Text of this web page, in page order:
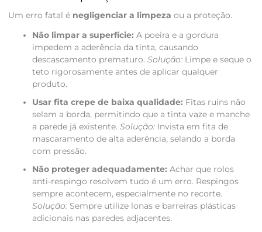
Um erro fatal é negligenciar a limpeza ou a proteção.
Não limpar a superfície: A poeira e a gordura
impedem a aderência da tinta, causando
descascamento prematuro. Solução:Limpe e seque o
teto rigorosamente antes de aplicar qualquer
produto.
Usar fita crepe de baixa qualidade: Fitas ruins não
selam a borda, permitindo que a tinta vaze e manche
a parede já existente. Solução:Invista em fita de
mascaramento de alta aderência, selando a borda
com pressão.
Não proteger adequadamente: Achar que rolos
anti-respingo resolvem tudo é um erro. Respingos
sempre acontecem, especialmente no recorte.
Solução:Sempre utilize lonas e barreiras plásticas
adicionais nas paredes adjacentes.